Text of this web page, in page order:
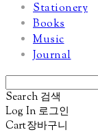
Stationery
Books
Music
Journal
Search 검색
Log In 로그인
Cart장바구니